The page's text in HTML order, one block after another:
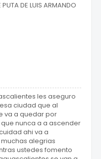
DE LUIS ARMANDO
les aseguro
ciudad que al
va a quedar por
nunca a a ascender
ahi va a
alegrias
ustedes fomento